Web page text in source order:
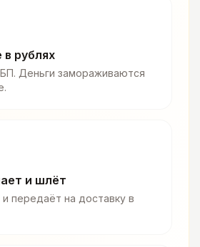
рублях
Деньги замораживаются
и шлёт
передаёт на доставку в